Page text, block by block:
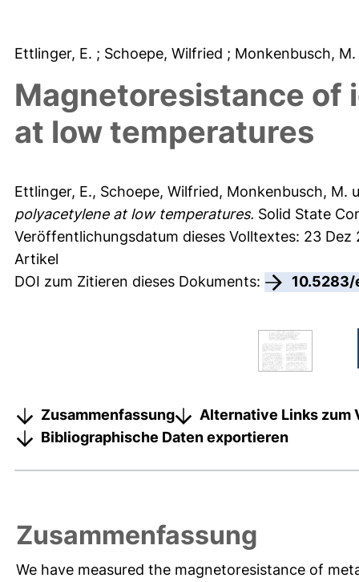
Ettlinger, E. ; Schoepe, Wilfried ; Monkenbusch, M.
Magnetoresistance of
at low temperatures
Ettlinger, E., Schoepe, Wilfried, Monkenbusch, M.
polyacetylene at low temperatures. Solid State
Veröffentlichungsdatum dieses Volltextes: 23 Dez
Artikel
DOI zum Zitieren dieses Dokuments:
10.5283/
Zusammenfassung
Alternative Links zum
Bibliographische Daten exportieren
Zusammenfassung
We have measured the magnetoresistance of